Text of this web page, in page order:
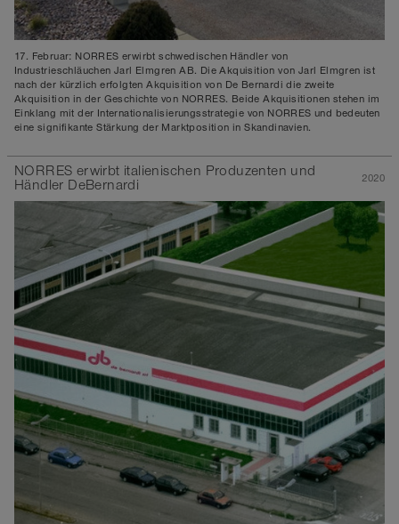
17. Februar: NORRES erwirbt schwedischen Händler von
Industrieschläuchen Jarl Elmgren AB. Die Akquisition von Jarl Elmgren ist
nach der kürzlich erfolgten Akquisition von De Bernardi die zweite
Akquisition in der Geschichte von NORRES. Beide Akquisitionen stehen im
Einklang mit der Internationalisierungsstrategie von NORRES und bedeuten
eine signifikante Stärkung der Marktposition in Skandinavien.
NORRES erwirbt italienischen Produzenten und
Händler DeBernardi
2020